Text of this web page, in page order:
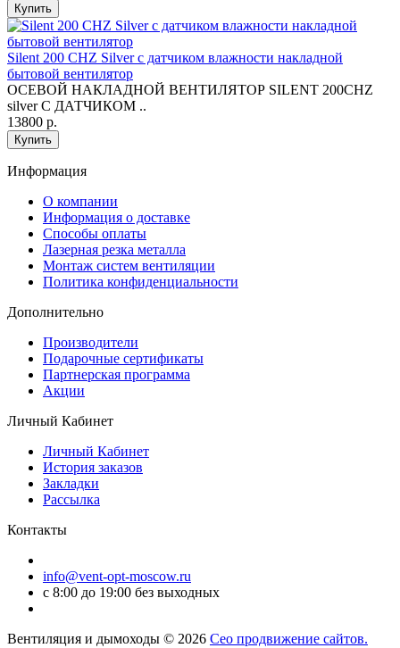
Купить
Silent 200 CHZ Silver с датчиком влажности накладной
бытовой вентилятор
ОСЕВОЙ НАКЛАДНОЙ ВЕНТИЛЯТОР SILENT 200CHZ
silver С ДАТЧИКОМ ..
13800 р.
Купить
Информация
O компании
Информация о доставке
Способы оплаты
Лазерная резка металла
Монтаж систем вентиляции
Политика конфиденциальности
Дополнительно
Производители
Подарочные сертификаты
Партнерская программа
Акции
Личный Кабинет
Личный Кабинет
История заказов
Закладки
Рассылка
Контакты
info@vent-opt-moscow.ru
c 8:00 до 19:00 без выходных
Вентиляция и дымоходы © 2026 Сео продвижение сайтов.